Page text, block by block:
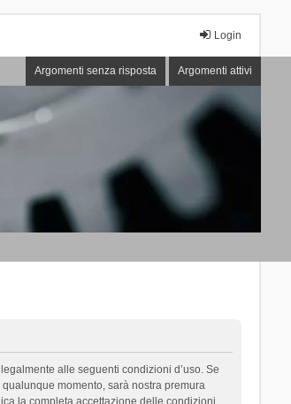
Login
Argomenti senza risposta Argomenti attivi
alle seguenti condizioni d’uso. Se
momento, sarà nostra premura
la completa accettazione delle condizioni